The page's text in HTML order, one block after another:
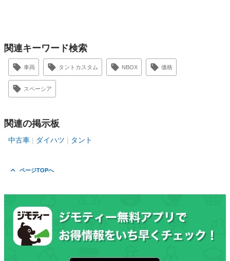
関連キーワード検索
車両 タントカスタム NBOX 価格
スペーシア
関連の掲示板
中古車 ダイハツ タント
ページTOPへ